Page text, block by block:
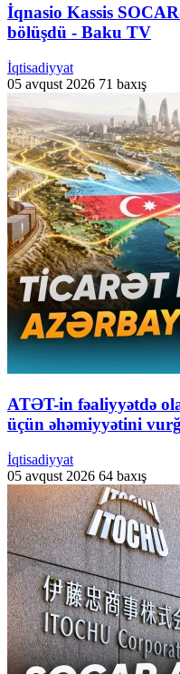
İqnasio Kassis
bölüşdü - Baku TV
İqtisadiyyat
05 avqust 2026 71 baxış
ATƏT-in fəaliyyətdə
üçün əhəmiyyətini
İqtisadiyyat
05 avqust 2026 64 baxış